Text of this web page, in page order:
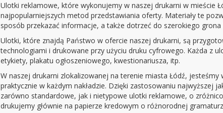
Ulotki reklamowe, które wykonujemy w naszej drukarni w mieście
najpopularniejszych metod przedstawiania oferty. Materiały te
sposób przekazać informacje, a także dotrzeć do szerokiego grona
Ulotki, które znajdą Państwo w ofercie naszej drukarni, są
technologiami i drukowane przy użyciu druku cyfrowego. Każda z
etykiety, plakatu ogłoszeniowego, kwestionariusza, itp.
W naszej drukarni zlokalizowanej na terenie miasta Łódź,
praktycznie w każdym nakładzie. Dzięki zastosowaniu najwyższej
zarówno standardowe, jak i nietypowe ulotki reklamowe, o
drukujemy głównie na papierze kredowym o różnorodnej